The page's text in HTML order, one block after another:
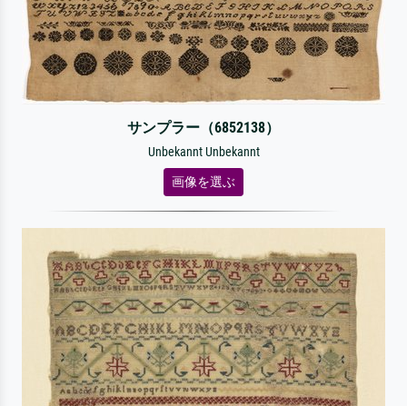
サンプラー（6852138）
Unbekannt Unbekannt
画像を選ぶ